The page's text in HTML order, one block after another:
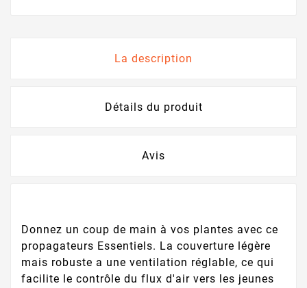
La description
Détails du produit
Avis
Donnez un coup de main à vos plantes avec ce
propagateurs Essentiels. La couverture légère
mais robuste a une ventilation réglable, ce qui
facilite le contrôle du flux d'air vers les jeunes